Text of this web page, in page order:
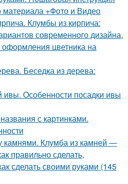
материала +Фото и Видео
Клумбы из кирпича:
современного дизайна,
цветника на
Беседка из дерева:
Особенности посадки ивы
с картинками.
камнями. Клумба из камней —
правильно сделать,
сделать своими руками (145